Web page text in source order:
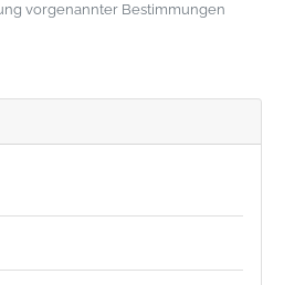
vorgenannter Bestimmungen